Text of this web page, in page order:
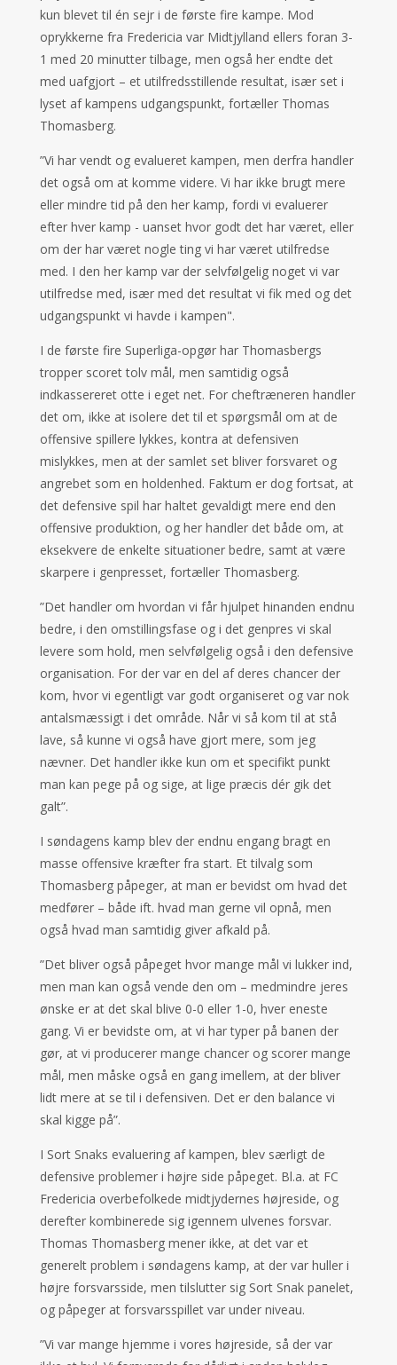
kun blevet til én sejr i de første fire kampe. Mod
oprykkerne fra Fredericia var Midtjylland ellers foran 3-
1 med 20 minutter tilbage, men også her endte det
med uafgjort – et utilfredsstillende resultat, især set i
lyset af kampens udgangspunkt, fortæller Thomas
Thomasberg.
”Vi har vendt og evalueret kampen, men derfra handler
det også om at komme videre. Vi har ikke brugt mere
eller mindre tid på den her kamp, fordi vi evaluerer
efter hver kamp - uanset hvor godt det har været, eller
om der har været nogle ting vi har været utilfredse
med. I den her kamp var der selvfølgelig noget vi var
utilfredse med, især med det resultat vi fik med og det
udgangspunkt vi havde i kampen".
I de første fire Superliga-opgør har Thomasbergs
tropper scoret tolv mål, men samtidig også
indkassereret otte i eget net. For cheftræneren handler
det om, ikke at isolere det til et spørgsmål om at de
offensive spillere lykkes, kontra at defensiven
mislykkes, men at der samlet set bliver forsvaret og
angrebet som en holdenhed. Faktum er dog fortsat, at
det defensive spil har haltet gevaldigt mere end den
offensive produktion, og her handler det både om, at
eksekvere de enkelte situationer bedre, samt at være
skarpere i genpresset, fortæller Thomasberg.
”Det handler om hvordan vi får hjulpet hinanden endnu
bedre, i den omstillingsfase og i det genpres vi skal
levere som hold, men selvfølgelig også i den defensive
organisation. For der var en del af deres chancer der
kom, hvor vi egentligt var godt organiseret og var nok
antalsmæssigt i det område. Når vi så kom til at stå
lave, så kunne vi også have gjort mere, som jeg
nævner. Det handler ikke kun om et specifikt punkt
man kan pege på og sige, at lige præcis dér gik det
galt”.
I søndagens kamp blev der endnu engang bragt en
masse offensive kræfter fra start. Et tilvalg som
Thomasberg påpeger, at man er bevidst om hvad det
medfører – både ift. hvad man gerne vil opnå, men
også hvad man samtidig giver afkald på.
”Det bliver også påpeget hvor mange mål vi lukker ind,
men man kan også vende den om – medmindre jeres
ønske er at det skal blive 0-0 eller 1-0, hver eneste
gang. Vi er bevidste om, at vi har typer på banen der
gør, at vi producerer mange chancer og scorer mange
mål, men måske også en gang imellem, at der bliver
lidt mere at se til i defensiven. Det er den balance vi
skal kigge på”.
I Sort Snaks evaluering af kampen, blev særligt de
defensive problemer i højre side påpeget. Bl.a. at FC
Fredericia overbefolkede midtjydernes højreside, og
derefter kombinerede sig igennem ulvenes forsvar.
Thomas Thomasberg mener ikke, at det var et
generelt problem i søndagens kamp, at der var huller i
højre forsvarsside, men tilslutter sig Sort Snak panelet,
og påpeger at forsvarsspillet var under niveau.
”Vi var mange hjemme i vores højreside, så der var